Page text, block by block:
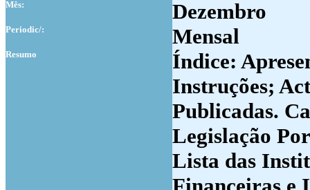
Mês: Dezembro
Periodic/: Mensal
Resumo
Índice:
Instruções;
Publicadas.
Legislação
Lista das